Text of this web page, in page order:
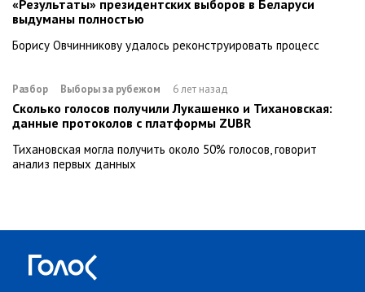
«Результаты» президентских выборов в Беларуси
выдуманы полностью
Борису Овчинникову удалось реконструировать процесс
Разбор Выборы за рубежом 6 лет назад
Сколько голосов получили Лукашенко и Тихановская:
данные протоколов с платформы ZUBR
Тихановская могла получить около 50% голосов, говорит
анализ первых данных